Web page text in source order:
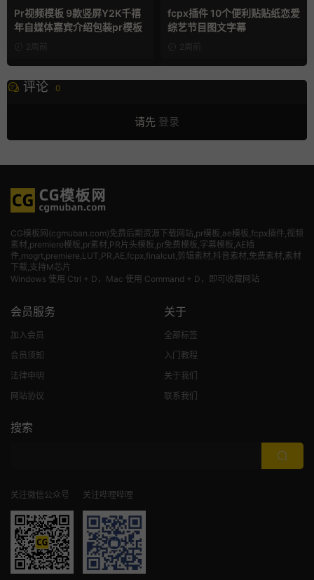
Pr视频模板 9款竖屏Y2K千禧
年自媒体嘉宾介绍包装pr模板
2周前
自媒体模板
fcpx插件 10个便利贴贴纸恋爱
综艺节目图文字幕
2周前
评论 0
请先 登录
CG模板网(cgmuban.com)免费后期资源下载网站,pr模板,ae模板,fcpx插件,视频
素材 ,premiere模板,pr素材,PR片头模板,pr免费模板,字幕模板,AE插
件,mogrt,premiere,LUT,PR,AE,fcpx,finalcut,剪辑素材,抖音素材,免费素材,素材
下载,支持M芯片
Windows 使用 Ctrl + D，Mac 使用 Command + D，即可收藏网站
会员服务
加入会员
会员须知
法律申明
网站协议
关于
全部标签
入门教程
关于我们
联系我们
搜索
关注微信公众号 关注哔哩哔哩